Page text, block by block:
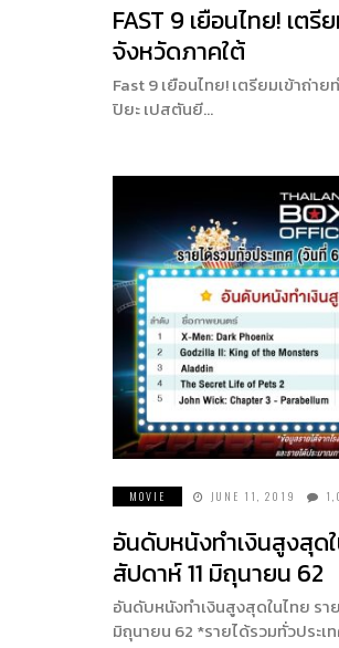
FAST 9 เยือนไทย! เตรี
จังหวัดภาคใต้
Fast 9 เยือนไทย! เตรียมเข้าถ่า
ปิยะ เปสตันยี…
MOVIE JUNE 11, 2019
อันดับหนังทำเงินสูงสุด
สัปดาห์ 11 มิถุนายน 62
อันดับหนังทำเงินสูงสุดในไทย รา
มิถุนายน 62 *รายได้รวมทั่วประเ